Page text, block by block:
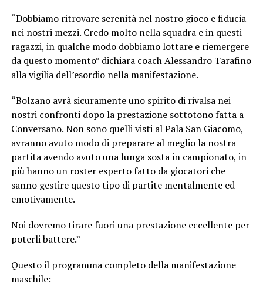
“Dobbiamo ritrovare serenità nel nostro gioco e fiducia
nei nostri mezzi. Credo molto nella squadra e in questi
ragazzi, in qualche modo dobbiamo lottare e riemergere
da questo momento” dichiara coach Alessandro Tarafino
alla vigilia dell’esordio nella manifestazione.
“Bolzano avrà sicuramente uno spirito di rivalsa nei
nostri confronti dopo la prestazione sottotono fatta a
Conversano. Non sono quelli visti al Pala San Giacomo,
avranno avuto modo di preparare al meglio la nostra
partita avendo avuto una lunga sosta in campionato, in
più hanno un roster esperto fatto da giocatori che
sanno gestire questo tipo di partite mentalmente ed
emotivamente.
Noi dovremo tirare fuori una prestazione eccellente per
poterli battere.”
Questo il programma completo della manifestazione
maschile: